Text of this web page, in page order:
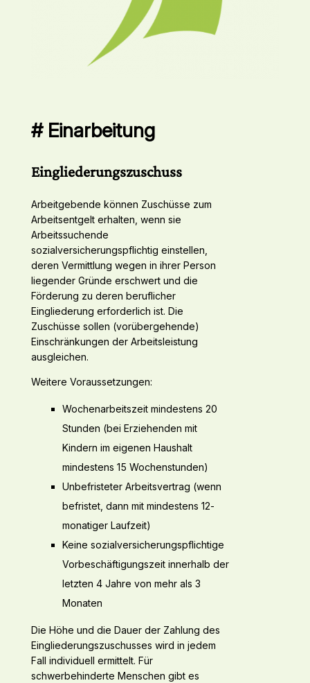
# Einarbeitung
Eingliederungszuschuss
Arbeitgebende können Zuschüsse zum
Arbeitsentgelt erhalten, wenn sie
Arbeitssuchende
sozialversicherungspflichtig einstellen,
deren Vermittlung wegen in ihrer Person
liegender Gründe erschwert und die
Förderung zu deren beruflicher
Eingliederung erforderlich ist. Die
Zuschüsse sollen (vorübergehende)
Einschränkungen der Arbeitsleistung
ausgleichen.
Weitere Voraussetzungen:
Wochenarbeitszeit mindestens 20
Stunden (bei Erziehenden mit
Kindern im eigenen Haushalt
mindestens 15 Wochenstunden)
Unbefristeter Arbeitsvertrag (wenn
befristet, dann mit mindestens 12-
monatiger Laufzeit)
Keine sozialversicherungspflichtige
Vorbeschäftigungszeit innerhalb der
letzten 4 Jahre von mehr als 3
Monaten
Die Höhe und die Dauer der Zahlung des
Eingliederungszuschusses wird in jedem
Fall individuell ermittelt. Für
schwerbehinderte Menschen gibt es